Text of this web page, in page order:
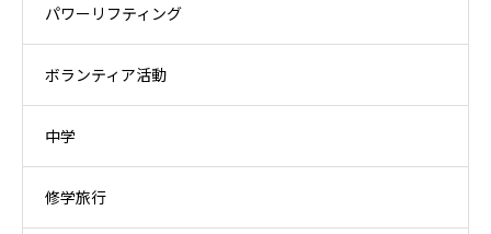
パワーリフティング
ボランティア活動
中学
修学旅行